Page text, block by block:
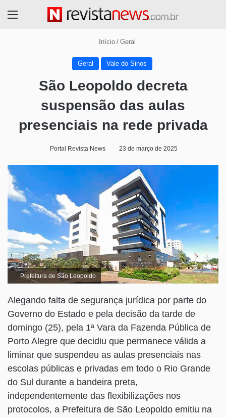
Início / Geral
Geral Vale do Sinos
São Leopoldo decreta
suspensão das aulas
presenciais na rede privada
Portal Revista News 23 de março de 2025
Prefeitura de São Leopoldo
Alegando falta de segurança jurídica por parte do
Governo do Estado e pela decisão da tarde de
domingo (25), pela 1ª Vara da Fazenda Pública de
Porto Alegre que decidiu que permanece válida a
liminar que suspendeu as aulas presenciais nas
escolas públicas e privadas em todo o Rio Grande
do Sul durante a bandeira preta,
independentemente das flexibilizações nos
protocolos, a Prefeitura de São Leopoldo emitiu na